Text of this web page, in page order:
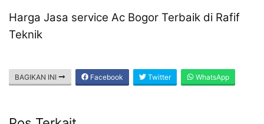
Harga Jasa service Ac Bogor Terbaik di Rafif
Teknik
BAGIKAN INI Facebook Twitter WhatsApp